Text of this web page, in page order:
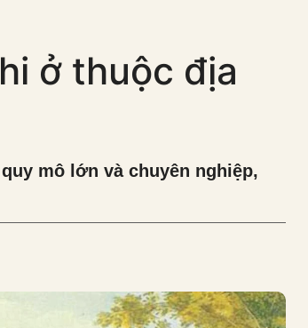
ở thuộc địa
mô lớn và chuyên nghiệp,